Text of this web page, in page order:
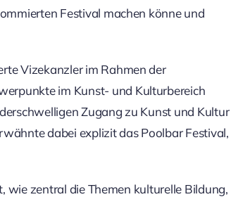
Festival machen könne und
Vizekanzler im Rahmen der
im Kunst- und Kulturbereich
Zugang zu Kunst und Kultur
dabei explizit das Poolbar Festival,
wie zentral die Themen kulturelle Bildung,